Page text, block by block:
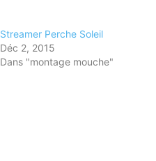
Streamer Perche Soleil
Déc 2, 2015
Dans "montage mouche"